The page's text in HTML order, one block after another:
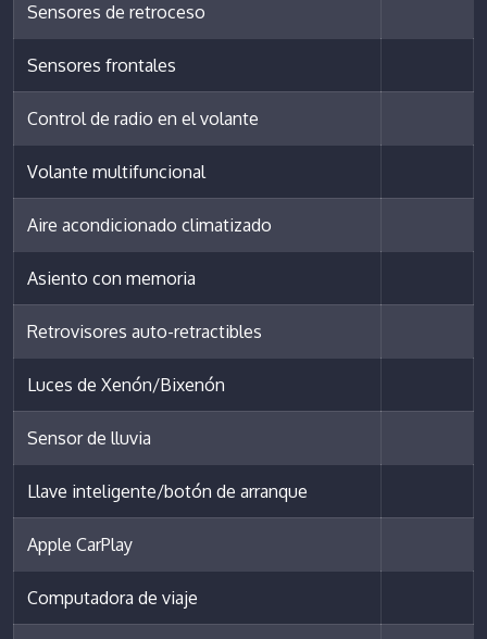
Sensores de retroceso
Sensores frontales
Control de radio en el volante
Volante multifuncional
Aire acondicionado climatizado
Asiento con memoria
Retrovisores auto-retractibles
Luces de Xenón/Bixenón
Sensor de lluvia
Llave inteligente/botón de arranque
Apple CarPlay
Computadora de viaje